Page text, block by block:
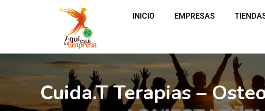
INICIO EMPRESAS
Cuida.T Terapias –